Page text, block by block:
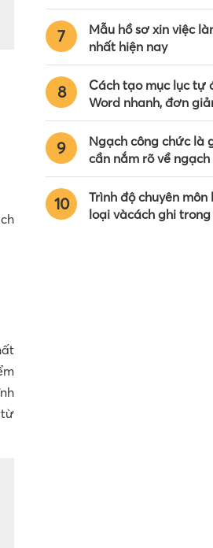
từ
7
Mẫu hồ sơ xin việc
nhất hiện nay
8
Cách tạo mục lục tự
Word nhanh, đơn
9
Ngạch công chức là
cần nắm rõ về
10
Trình độ chuyên môn
loại vàcách ghi trong